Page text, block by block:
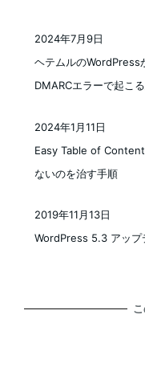
ヘテムルのWordPress
DMARCエラーで起こ
2024年7月9日
Easy Table of
ないのを治す手順
2024年1月11日
WordPress 5.3 アップ
2019年11月13日